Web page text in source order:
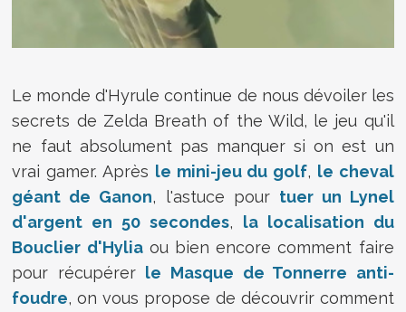
Le monde d'Hyrule continue de nous dévoiler les
secrets de Zelda Breath of the Wild, le jeu qu'il
ne faut absolument pas manquer si on est un
vrai gamer. Après le mini-jeu du golf, le cheval
géant de Ganon, l'astuce pour tuer un Lynel
d'argent en 50 secondes, la localisation du
Bouclier d'Hyliaou bien encore comment faire
pour récupérer le Masque de Tonnerre anti-
foudre, on vous propose de découvrir comment